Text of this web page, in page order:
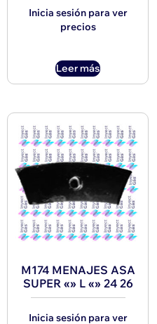
Inicia sesión para ver
precios
Leer más
M174 MENAJES ASA
SUPER «» L «» 24 26
Inicia sesión para ver